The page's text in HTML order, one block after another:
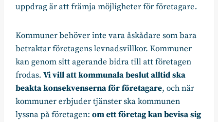
uppdrag är att främja möjligheter för företagare.
Kommuner behöver inte vara åskådare som bara
betraktar företagens levnadsvillkor. Kommuner
kan genom sitt agerande bidra till att företagen
frodas. Vi vill att kommunala beslut alltid ska
beakta konsekvenserna för företagare, och när
kommuner erbjuder tjänster ska kommunen
lyssna på företagen: om ett företag kan bevisa sig